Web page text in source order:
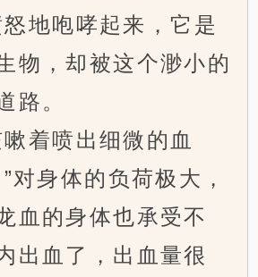
地咆哮起来，它是
物，却被这个渺小的
路。
着喷出细微的血
对身体的负荷极大，
血的身体也承受不
出血了，出血量很